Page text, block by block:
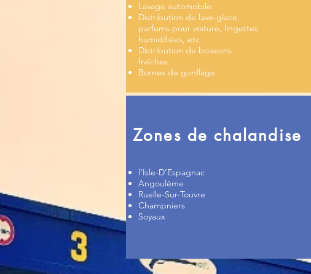
Lavage automobile
Distribution de lave-glace,
parfums pour voiture, lingettes
humidifiées, etc.
Distribution de boissons
fraîches
Bornes de gonflage
Zones de chalandise
l’Isle-D’Espagnac
Angoulême
Ruelle-Sur-Touvre
Champniers
Soyaux